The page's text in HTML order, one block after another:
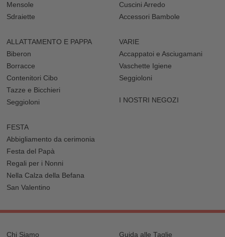
Mensole
Sdraiette
Cuscini Arredo
Accessori Bambole
ALLATTAMENTO E PAPPA
Biberon
Borracce
Contenitori Cibo
Tazze e Bicchieri
Seggioloni
VARIE
Accappatoi e Asciugamani
Vaschette Igiene
Seggioloni
I NOSTRI NEGOZI
FESTA
Abbigliamento da cerimonia
Festa del Papà
Regali per i Nonni
Nella Calza della Befana
San Valentino
Chi Siamo Guida alle Taglie